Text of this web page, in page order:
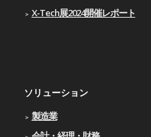
X-Tech展2024開催レポート
ソリューション
製造業